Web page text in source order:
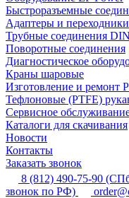
Быстроразъемные
Адаптеры и переходники
Трубные соединения
Поворотные соединения
Диагностическое
Краны шаровые
Изготовление и ремонт
Тефлоновые (PTFE)
Сервисное
Каталоги для скачивания
Новости
Контакты
Заказать звонок
8 (812) 490-75-90
звонок по РФ)